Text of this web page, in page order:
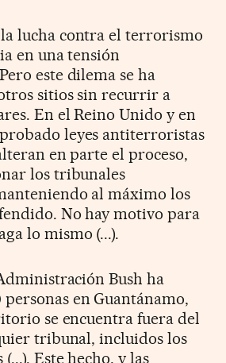
lucha contra el terrorismo
en una tensión
este dilema se ha
sitios sin recurrir a
En el Reino Unido y en
leyes antiterroristas
en parte el proceso,
los tribunales
al máximo los
No hay motivo para
lo mismo (...).
Bush ha
en Guantánamo,
se encuentra fuera del
tribunal, incluidos los
Este hecho, y las